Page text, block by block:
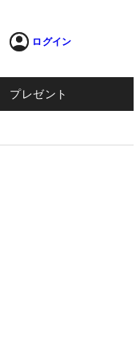
ログイン
プレゼント